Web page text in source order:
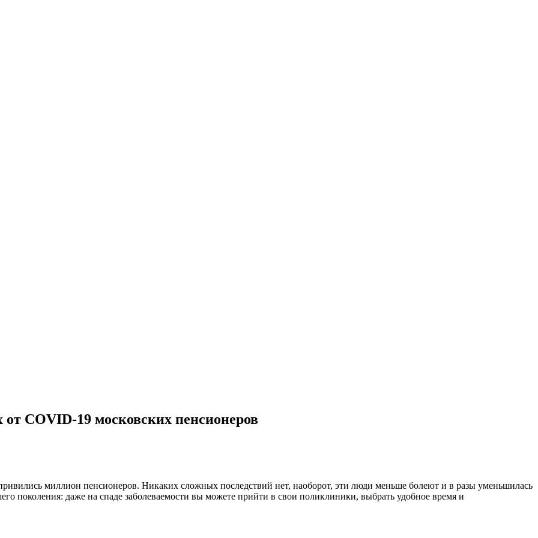
COVID-19 московских пенсионеров
миллион пенсионеров. Никаких сложных последствий нет, наоборот, эти люди меньше болеют и в разы уменьшилась
поколения: даже на спаде заболеваемости вы можете прийти в свои поликлиники, выбрать удобное время и